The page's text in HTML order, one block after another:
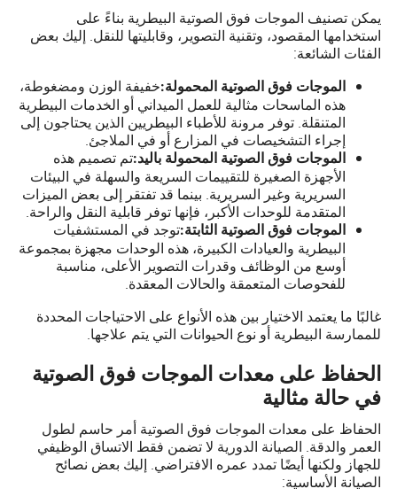
يمكن تصنيف الموجات فوق الصوتية البيطرية بناءً على
استخدامها المقصود، وتقنية التصوير، وقابليتها للنقل. إليك بعض
الفئات الشائعة:
الموجات فوق الصوتية المحمولة:خفيفة الوزن ومضغوطة،
هذه الماسحات مثالية للعمل الميداني أو الخدمات البيطرية
المتنقلة. توفر مرونة للأطباء البيطريين الذين يحتاجون إلى
إجراء التشخيصات في المزارع أو في الملاجئ.
الموجات فوق الصوتية المحمولة باليد:تم تصميم هذه
الأجهزة الصغيرة للتقييمات السريعة والسهلة في البيئات
السريرية وغير السريرية. بينما قد تفتقر إلى بعض الميزات
المتقدمة للوحدات الأكبر، فإنها توفر قابلية النقل والراحة.
الموجات فوق الصوتية الثابتة:توجد في المستشفيات
البيطرية والعيادات الكبيرة، هذه الوحدات مجهزة بمجموعة
أوسع من الوظائف وقدرات التصوير الأعلى، مناسبة
للفحوصات المتعمقة والحالات المعقدة.
غالبًا ما يعتمد الاختيار بين هذه الأنواع على الاحتياجات المحددة
للممارسة البيطرية أو نوع الحيوانات التي يتم علاجها.
الحفاظ على معدات الموجات فوق الصوتية
في حالة مثالية
الحفاظ على معدات الموجات فوق الصوتية أمر حاسم لطول
العمر والدقة. الصيانة الدورية لا تضمن فقط الاتساق الوظيفي
للجهاز ولكنها أيضًا تمدد عمره الافتراضي. إليك بعض نصائح
الصيانة الأساسية: